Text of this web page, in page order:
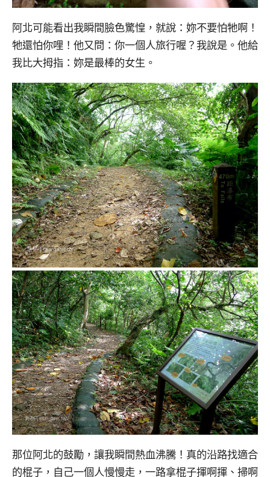
阿北可能看出我瞬間臉色驚惶，就說：妳不要怕牠啊！
牠還怕你哩！他又問：你一個人旅行喔？我說是。他給
我比大拇指：妳是最棒的女生。
那位阿北的鼓勵，讓我瞬間熱血沸騰！真的沿路找適合
的棍子，自己一個人慢慢走，一路拿棍子揮啊揮、掃啊